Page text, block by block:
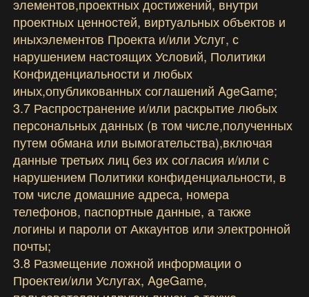
элементов,проектных достижений, внутри
проектных ценностей, виртуальных объектов и
иныхэлементов Проекта и/или Услуг, с
нарушением настоящих Условий, Политики
Конфиденциальности и любых
иных,опубликованных соглашений AgeGame;
3.7 Распространение и/или раскрытие любых
персональных данных (в том числе,полученных
путем обмана или вымогательства),включая
данные третьих лиц без их согласия и/или с
нарушением Политики конфиденциальности, в
том числе домашние адреса, номера
телефонов, паспортные данные, а также
логины и пароли от Аккаунтов или электронной
почты;
3.8 Размещение ложной информации о
Проектеи/или Услугах, AgeGame,